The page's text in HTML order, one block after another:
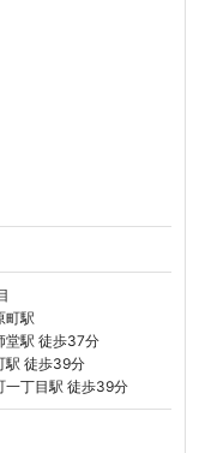
町駅
堂駅 徒歩37分
駅 徒歩39分
一丁目駅 徒歩39分